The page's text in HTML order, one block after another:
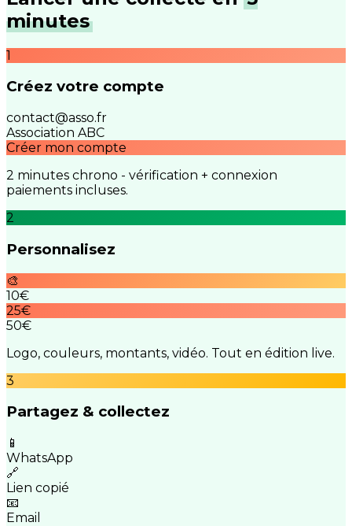
minutes
1
Créez votre compte
contact@asso.fr
Association ABC
Créer mon compte
2 minutes chrono - vérification + connexion
paiements incluses.
2
Personnalisez
🎨
10€
25€
50€
Logo, couleurs, montants, vidéo. Tout en édition live.
3
Partagez & collectez
📱
WhatsApp
🔗
Lien copié
📧
Email